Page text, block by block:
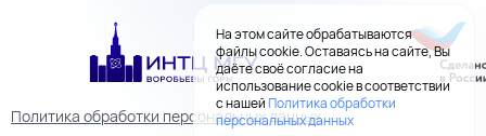
Политика обработки персональных данных
На этом сайте обрабатываются
файлы cookie. Оставаясь на сайте, Вы
даёте своё согласие на
использование cookie в соответствии
с нашейПолитика обработки
персональных данных